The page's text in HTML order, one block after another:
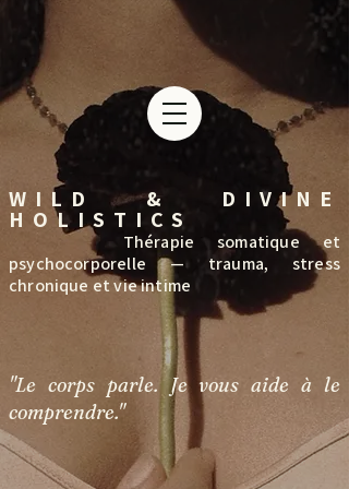
WILD & DIVINE
HOLISTICS
Thérapie somatique et
psychocorporelle — trauma, stress
chronique et vie intime
"Le corps parle. Je vous aide à le
comprendre."